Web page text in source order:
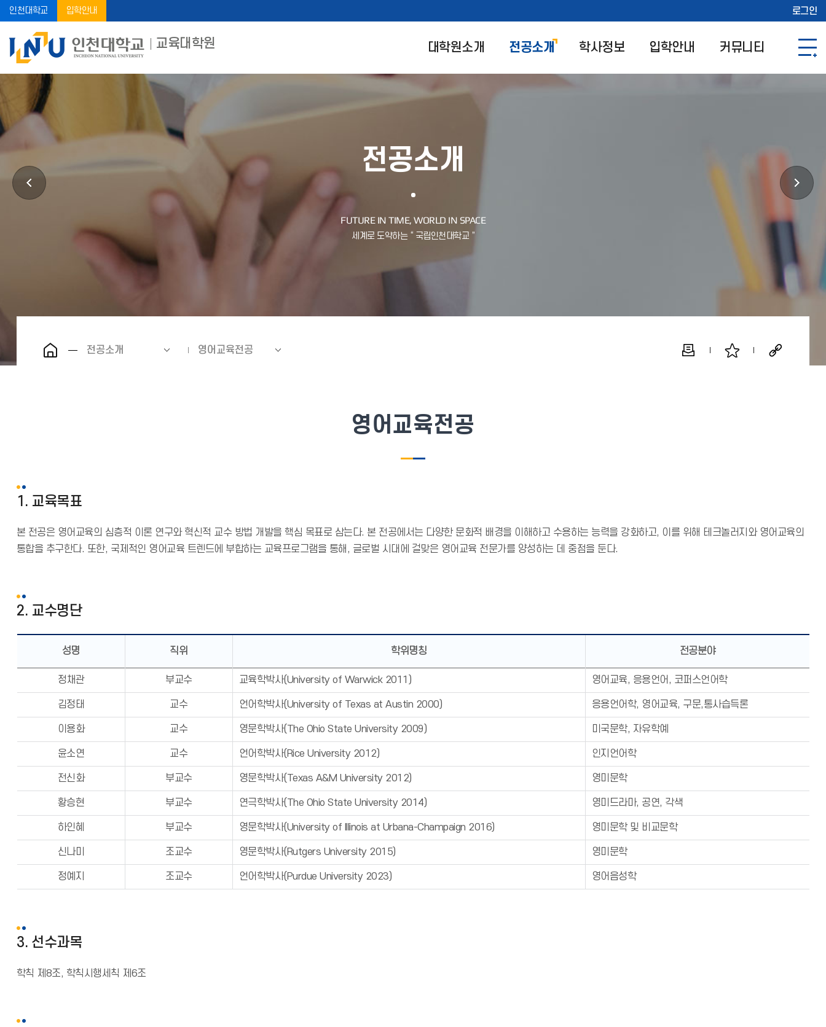
인천대학교 입학안내 로그인
교육대학원 대학원소개 전공소개 학사정보 입학안내 커뮤니티
전공소개
전공소개 영어교육전공
영어교육전공
1. 교육목표
본 전공은 영어교육의 심층적 이론 연구와 혁신적 교수 방법 개발을 핵심 목표로 삼는다. 본 전공에서는 다양한 문화적 배경을 이해하고 수용하는 능력을 강화하고, 이를 위해 테크놀러지와 영어교육의
통합을 추구한다. 또한, 국제적인 영어교육 트렌드에 부합하는 교육프로그램을 통해, 글로벌 시대에 걸맞은 영어교육 전문가를 양성하는 데 중점을 둔다.
2. 교수명단
성명 직위 학위명칭 전공분야
정채관 부교수 교육학박사(University of Warwick 2011) 영어교육, 응용언어, 코퍼스언어학
김정태 교수 언어학박사(University of Texas at Austin 2000) 응용언어학, 영어교육, 구문,통사습득론
이용화 교수 영문학박사(The Ohio State University 2009) 미국문학, 자유학예
윤소연 교수 언어학박사(Rice University 2012) 인지언어학
전신화 부교수 영문학박사(Texas A&M University 2012) 영미문학
황승현 부교수 연극학박사(The Ohio State University 2014) 영미드라마, 공연, 각색
하인혜 부교수 영문학박사(University of Illinois at Urbana-Champaign 2016) 영미문학 및 비교문학
신나미 조교수 영문학박사(Rutgers University 2015) 영미문학
정예지 조교수 언어학박사(Purdue University 2023) 영어음성학
3. 선수과목
학칙 제8조, 학칙시행세칙 제6조